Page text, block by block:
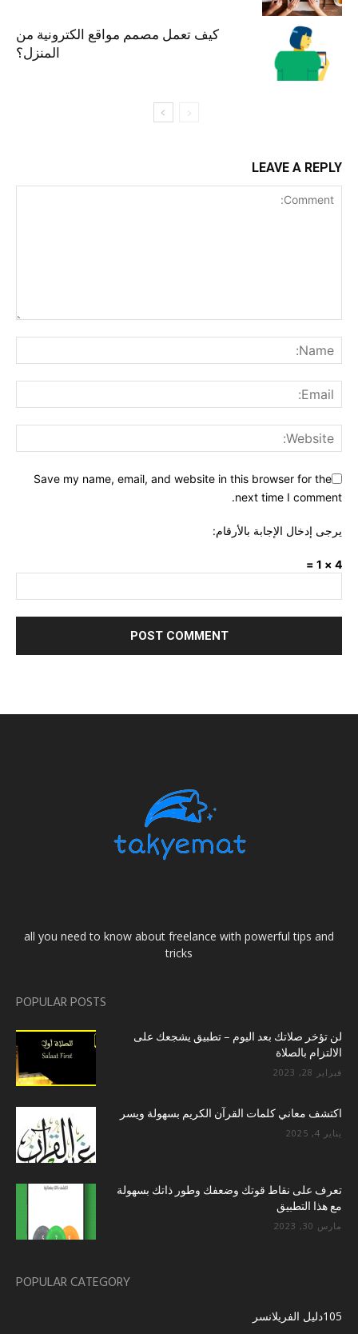
كيف تعمل مصمم مواقع الكترونية من
المنزل؟
LEAVE A REPLY
Save my name, email, and website in this browser for the
next time I comment.
يرجى إدخال الإجابة بالأرقام:
4 × 1 =
all you need to know about freelance with powerful tips and
tricks
POPULAR POSTS
لن تؤخر صلاتك بعد اليوم – تطبيق يشجعك على
الالتزام بالصلاة
فبراير 28, 2023
اكتشف معاني كلمات القرآن الكريم بسهولة ويسر
يناير 4, 2025
تعرف على نقاط قوتك وضعفك وطور ذاتك بسهولة
مع هذا التطبيق
مارس 30, 2023
POPULAR CATEGORY
دليل الفريلانسر105